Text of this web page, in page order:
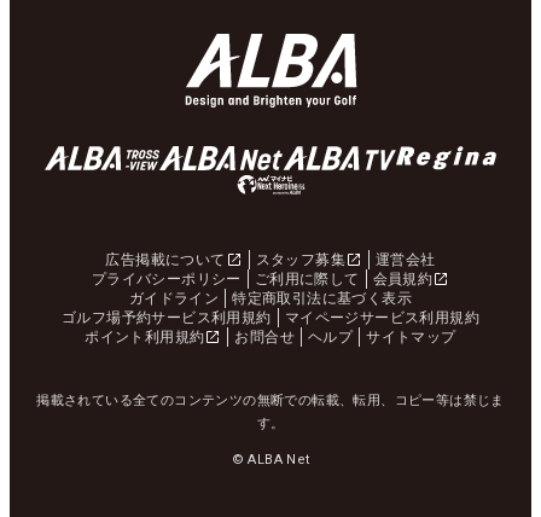
広告掲載について スタッフ募集
運営会社
プライバシーポリシー
ご利用に際して
会員規約
ガイドライン
特定商取引法に基づく表示
ゴルフ場予約サービス利用規約
マイページサービス利用規約
ポイント利用規約
お問合せ ヘルプ サイトマップ
掲載されている全てのコンテンツの無断での転載、転用、コピー等は禁じま
す。
© ALBA Net